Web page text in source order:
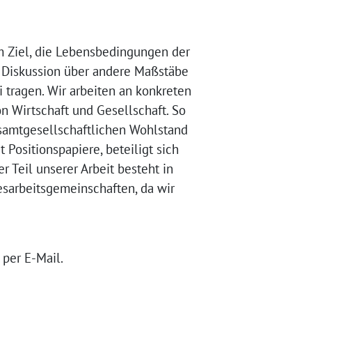
die Lebensbedingungen der
über andere Maßstäbe
Wir arbeiten an konkreten
Wirtschaft und Gesellschaft. So
Wohlstand
Positionspapiere, beteiligt sich
Teil unserer Arbeit besteht in
da wir
E-Mail.